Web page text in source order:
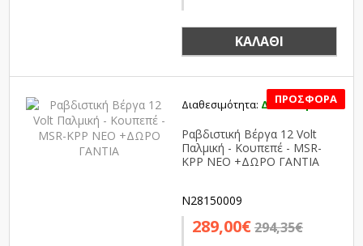
ΚΑΛΆΘΙ
Διαθεσιμότητα: Διαθέσιμο
Ραβδιστική Βέργα 12 Volt
Παλμική - Κουπεπέ - MSR-
KPP NEO +ΔΩΡΟ ΓΑΝΤΙΑ
N28150009
289,00€294,35€